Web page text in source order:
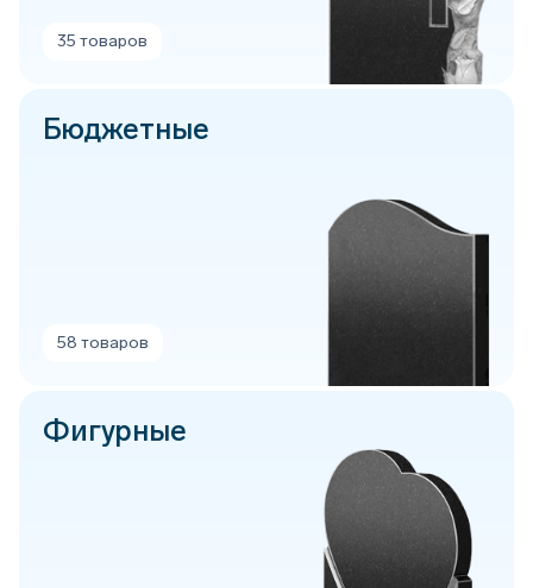
35 товаров
Бюджетные
58 товаров
Фигурные